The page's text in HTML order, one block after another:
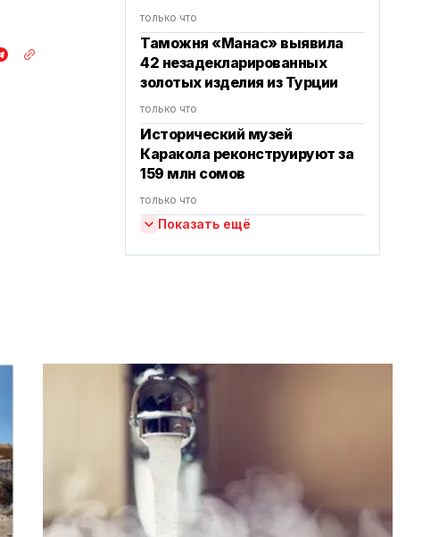
только что
Таможня «Манас» выявила
42 незадекларированных
золотых изделия из Турции
только что
Исторический музей
Каракола реконструируют за
159 млн сомов
только что
Показать ещё